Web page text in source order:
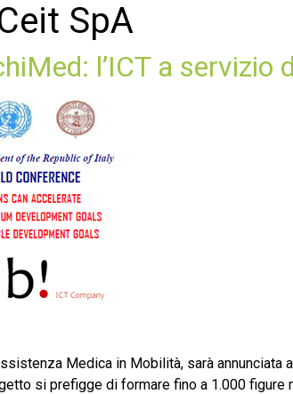
SpA
l’ICT a
Medica in Mobilità, sarà
si prefigge di formare fino a 1.000 figure